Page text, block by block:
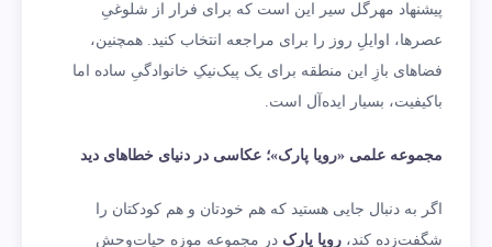
پیشنهاد مهرگل سیر این است که برای فرار از شلوغیِ
عصرها، اوایلِ روز را برای مراجعه انتخاب کنید. همچنین،
فضاهای بازِ این منطقه برای یک پیک‌نیکِ خانوادگیِ ساده اما
باکیفیت، بسیار ایده‌آل است.
مجموعه علمی «رویا پارک»؛ عکاسی در دنیای خطاهای دید
اگر به دنبال جایی هستید که هم خودتان و هم کودکتان را
شگفت‌زده کند، رویا پارک در مجموعه موزه حیات‌وحش